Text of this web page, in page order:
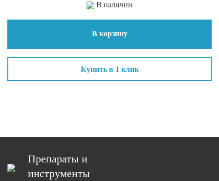
В наличии
В корзину
Купить в 1 клик
Препараты и
инструменты